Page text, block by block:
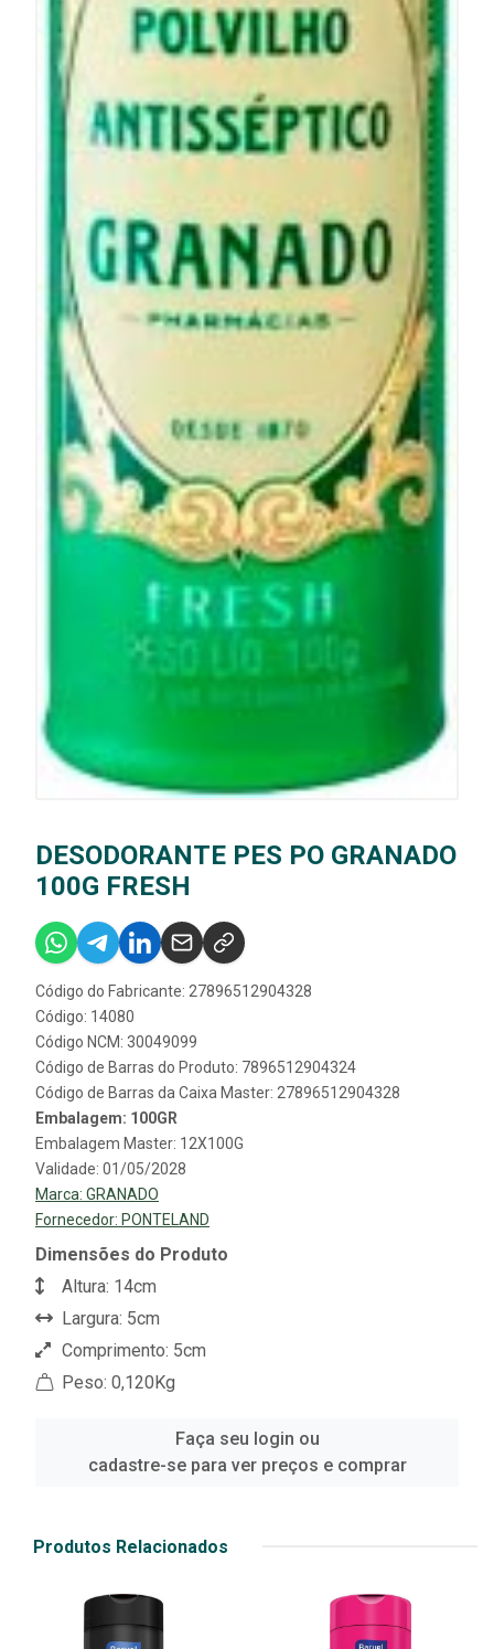
DESODORANTE PES PO GRANADO
100G FRESH
Código do Fabricante: 27896512904328
Código: 14080
Código NCM: 30049099
Código de Barras do Produto: 7896512904324
Código de Barras da Caixa Master: 27896512904328
Embalagem: 100GR
Embalagem Master: 12X100G
Validade: 01/05/2028
Marca: GRANADO
Fornecedor: PONTELAND
Dimensões do Produto
Altura: 14cm
Largura: 5cm
Comprimento: 5cm
Peso: 0,120Kg
Faça seu login ou
cadastre-se para ver preços e comprar
Produtos Relacionados